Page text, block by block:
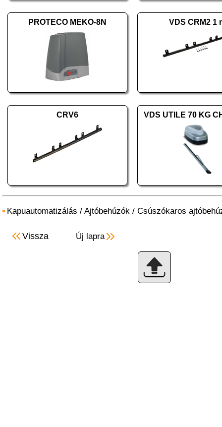
PROTECO MEKO-8N VDS CRM2 1
CRV6 VDS UTILE 70 KG
Kapuautomatizálás / Ajtóbehúzók / Csúszókaros
Vissza Új lapra